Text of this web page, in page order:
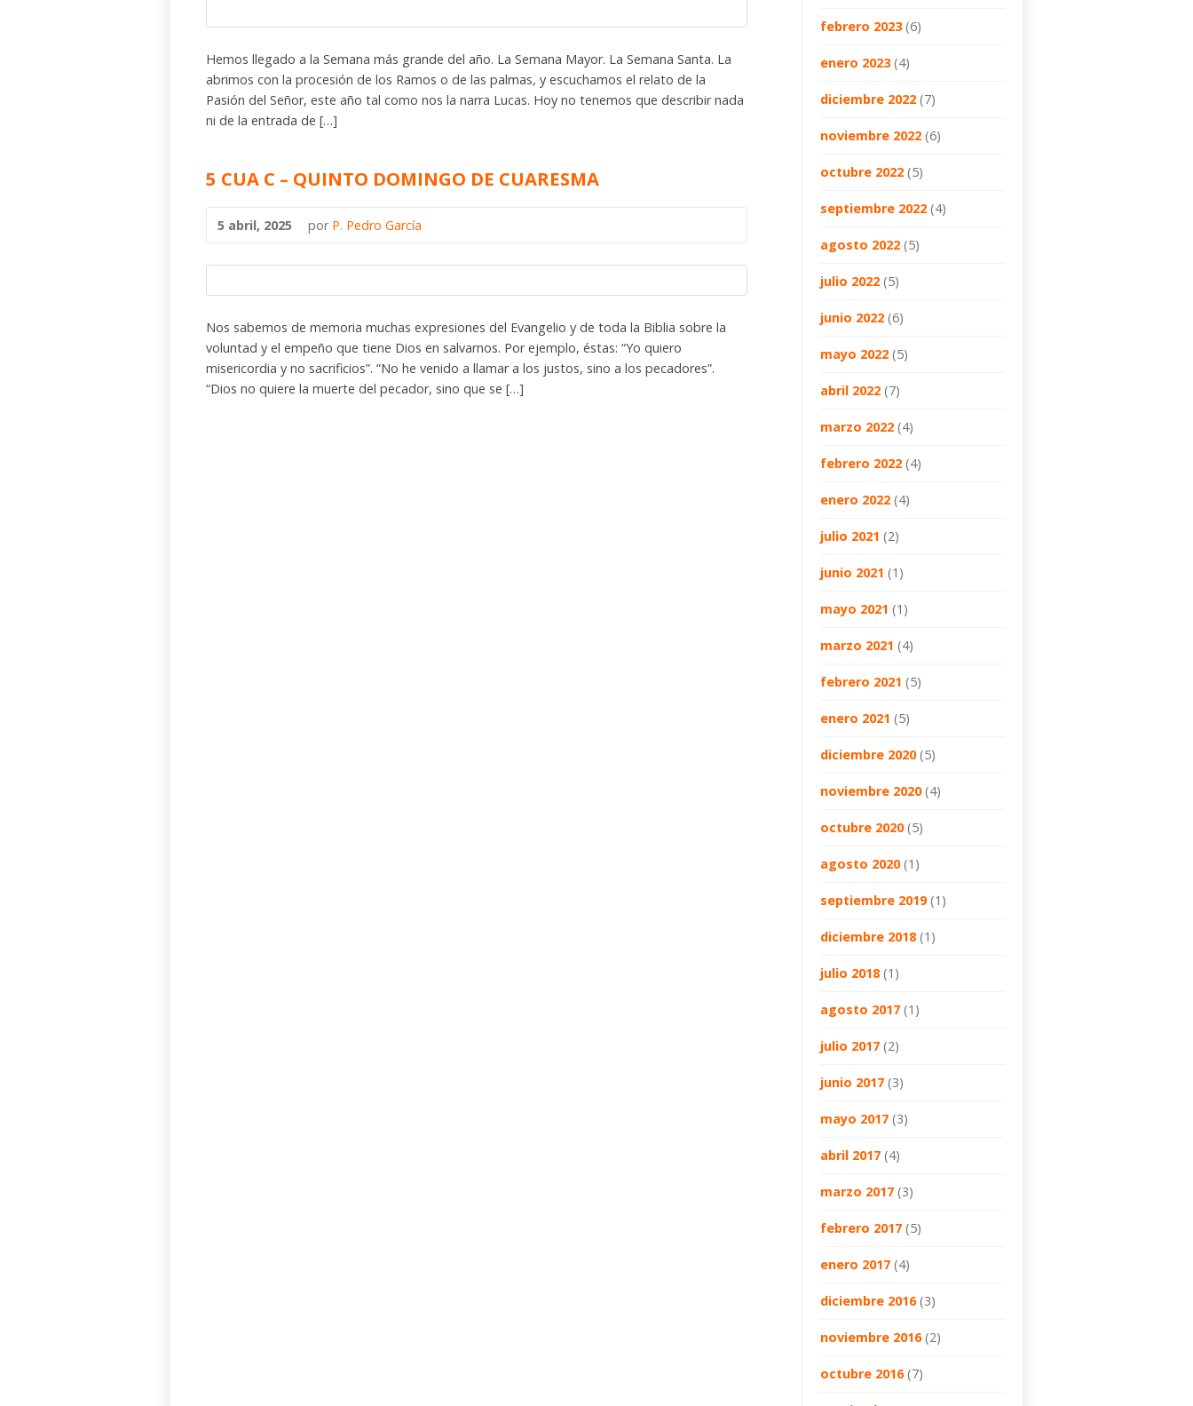
Hemos llegado a la Semana más grande del año. La Semana Mayor. La Semana Santa. La
abrimos con la procesión de los Ramos o de las palmas, y escuchamos el relato de la
Pasión del Señor, este año tal como nos la narra Lucas. Hoy no tenemos que describir nada
ni de la entrada de […]
5 CUA C – QUINTO DOMINGO DE CUARESMA
5 abril, 2025 por P. Pedro García
Nos sabemos de memoria muchas expresiones del Evangelio y de toda la Biblia sobre la
voluntad y el empeño que tiene Dios en salvarnos. Por ejemplo, éstas: “Yo quiero
misericordia y no sacrificios”. “No he venido a llamar a los justos, sino a los pecadores”.
“Dios no quiere la muerte del pecador, sino que se […]
febrero 2023(6)
enero 2023(4)
diciembre 2022 (7)
noviembre 2022 (6)
octubre 2022 (5)
septiembre 2022 (4)
agosto 2022 (5)
julio 2022 (5)
junio 2022 (6)
mayo 2022 (5)
abril 2022 (7)
marzo 2022 (4)
febrero 2022 (4)
enero 2022 (4)
julio 2021 (2)
junio 2021 (1)
mayo 2021 (1)
marzo 2021 (4)
febrero 2021 (5)
enero 2021 (5)
diciembre 2020(5)
noviembre 2020(4)
octubre 2020(5)
agosto 2020(1)
septiembre 2019(1)
diciembre 2018(1)
julio 2018(1)
agosto 2017 (1)
julio 2017 (2)
junio 2017 (3)
mayo 2017 (3)
abril 2017 (4)
marzo 2017 (3)
febrero 2017 (5)
enero 2017 (4)
diciembre 2016(3)
noviembre 2016(2)
octubre 2016(7)